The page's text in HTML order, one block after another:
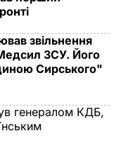
звільнення
ЗСУ. Його
Сирського"
генералом КДБ,